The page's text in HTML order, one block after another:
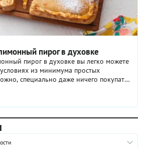
пирог в духовке
пирог в духовке вы легко можете
из минимума простых
специально даже ничего покупать
уже есть все необходимое в кухонном
Из сотен вариантов лимонных
простотой приготовления. Но эта
в ущерб вкусу и аромату! Попробуйте
приготовить лимонный пирог в
и показываем в нашем пошаговом